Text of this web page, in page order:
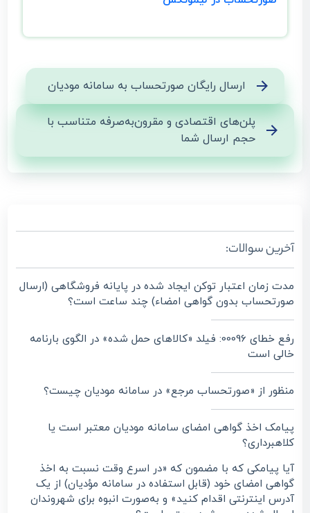
ارسال رایگان صورتحساب به سامانه مودیان
پلن‌های اقتصادی و مقرون‌به‌صرفه متناسب با
حجم ارسال شما
آخرین سوالات:
مدت زمان اعتبار توکن ایجاد شده در پایانه فروشگاهی (ارسال
صورتحساب بدون گواهی امضاء) چند ساعت است؟
رفع خطای 00096: فیلد «کالاهای حمل شده» در الگوی بارنامه
خالی است
منظور از «صورتحساب مرجع» در سامانه مودیان چیست؟
پیامک اخذ گواهی امضای سامانه مودیان معتبر است یا
کلاهبرداری؟
آیا پیامکی که با مضمون که «در اسرع وقت نسبت به اخذ
گواهی امضای خود (قابل استفاده در سامانه مؤدیان) از یک
آدرس اینترنتی اقدام کنید» و به‌صورت انبوه برای شهروندان